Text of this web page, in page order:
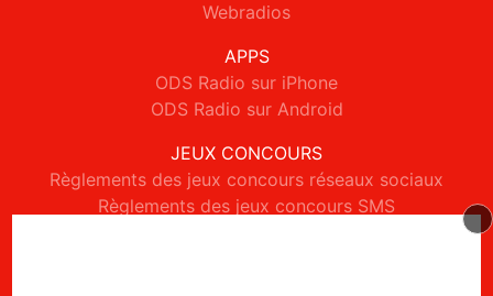
Webradios
APPS
ODS Radio sur iPhone
ODS Radio sur Android
JEUX CONCOURS
Règlements des jeux concours réseaux sociaux
Règlements des jeux concours SMS